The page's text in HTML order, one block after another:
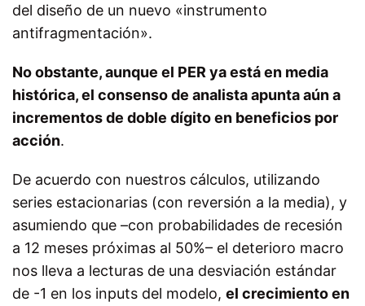
del diseño de un nuevo «instrumento
antifragmentación».
No obstante, aunque el PER ya está en media
histórica, el consenso de analista apunta aún a
incrementos de doble dígito en beneficios por
acción.
De acuerdo con nuestros cálculos, utilizando
series estacionarias (con reversión a la media), y
asumiendo que –con probabilidades de recesión
a 12 meses próximas al 50%– el deterioro macro
nos lleva a lecturas de una desviación estándar
de -1 en los inputs del modelo, el crecimiento en